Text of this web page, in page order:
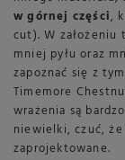
w górnej części,
cut). W założeniu
mniej pyłu oraz
zapoznać się z
Timemore
wrażenia są
niewielki, czuć, że
zaprojektowane.